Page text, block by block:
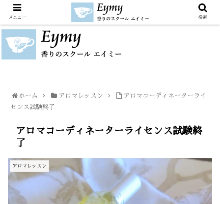
ホーム アロマレッスン
アロマコーディネーターライ
センス試験終了
アロマコーディネーターライセンス試験終
了
アロマレッスン
メニュー 検索